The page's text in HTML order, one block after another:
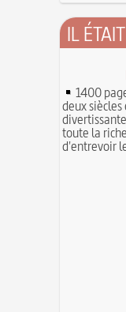
IL
1400
deux
toute la
d'entrevoir